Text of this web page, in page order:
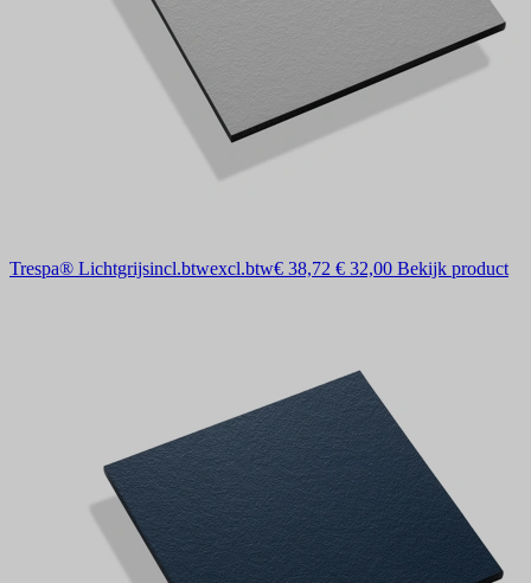
Trespa® Lichtgrijsincl.btwexcl.btw€ 38,72 € 32,00 Bekijk product